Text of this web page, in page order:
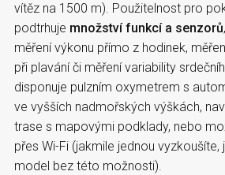
vítěz na 1500 m). Použitelnost pro
podtrhuje množství funkcí a senzorů
měření výkonu přímo z hodinek,
při plavání či měření variability
disponuje pulzním oxymetrem s
ve vyšších nadmořských výškách,
trase s mapovými podklady, nebo
přes Wi-Fi (jakmile jednou
model bez této možnosti).